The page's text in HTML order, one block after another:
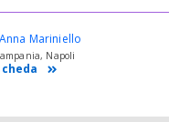
Mariniello
Napoli